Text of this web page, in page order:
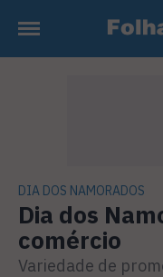
DIA DOS NAMORADOS
Dia dos
comércio
Variedade de